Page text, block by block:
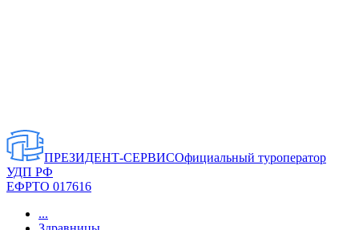
ПРЕЗИДЕНТ-СЕРВИСОфициальный туроператор
УДП РФ
ЕФРТО 017616
...